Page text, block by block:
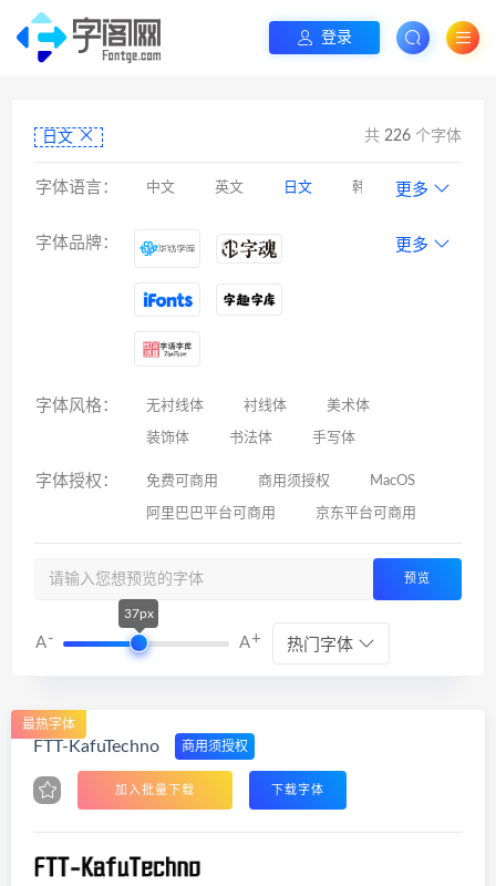
登录
日文 共 226 个字体
字体语言： 中文 英文 日文 韩文
罗马尼亚文 彝文
更多
字体品牌： 更多
字体风格： 无衬线体 衬线体 美术体
装饰体 书法体 手写体
字体授权： 免费可商用 商用须授权 MacOS
阿里巴巴平台可商用 京东平台可商用
预览
A-
37px
A+ 热门字体
最热字体
FTT-KafuTechno 商用须授权
加入批量下载 下载字体